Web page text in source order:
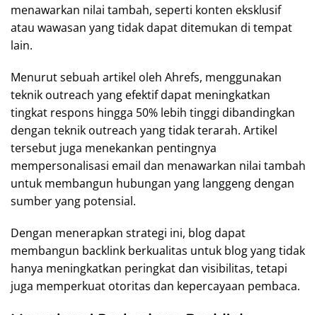
menawarkan nilai tambah, seperti konten eksklusif
atau wawasan yang tidak dapat ditemukan di tempat
lain.
Menurut sebuah artikel oleh Ahrefs, menggunakan
teknik outreach yang efektif dapat meningkatkan
tingkat respons hingga 50% lebih tinggi dibandingkan
dengan teknik outreach yang tidak terarah. Artikel
tersebut juga menekankan pentingnya
mempersonalisasi email dan menawarkan nilai tambah
untuk membangun hubungan yang langgeng dengan
sumber yang potensial.
Dengan menerapkan strategi ini, blog dapat
membangun backlink berkualitas untuk blog yang tidak
hanya meningkatkan peringkat dan visibilitas, tetapi
juga memperkuat otoritas dan kepercayaan pembaca.